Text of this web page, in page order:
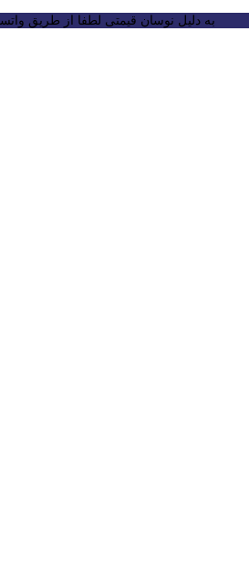
به دلیل نوسان قیمتی لطفا از طریق